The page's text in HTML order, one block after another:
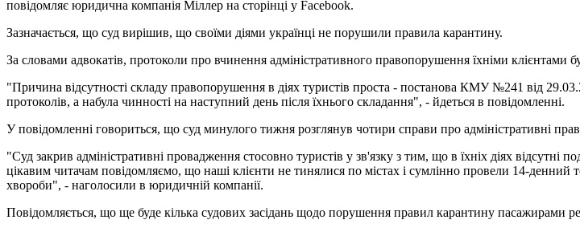
повідомляє юридична компанія Міллер на сторінці у Facebook.
Зазначається, що суд вирішив, що своїми діями українці не порушили правила карантину.
За словами адвокатів, протоколи про вчинення адміністративного правопорушення їхніми
"Причина відсутності складу правопорушення в діях туристів проста - постанова КМУ №241 від
протоколів, а набула чинності на наступний день після їхнього складання", - йдеться в повідомленні.
У повідомленні говориться, що суд минулого тижня розглянув чотири справи про адміністративні
"Суд закрив адміністративні провадження стосовно туристів у зв'язку з тим, що в їхніх діях
цікавим читачам повідомляємо, що наші клієнти не тинялися по містах і сумлінно провели 14-денний
хвороби", - наголосили в юридичній компанії.
Повідомляється, що ще буде кілька судових засідань щодо порушення правил карантину пасажирами